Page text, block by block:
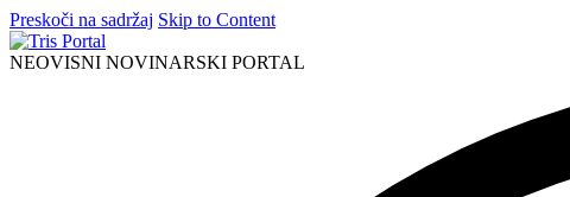
Preskoči na sadržaj Skip to Content
NEOVISNI NOVINARSKI PORTAL